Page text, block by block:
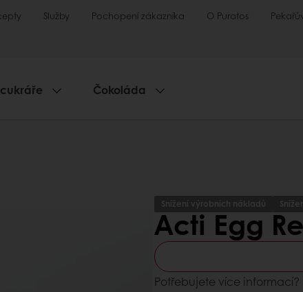
Služby Pochopení zákazníka O Puratos
Čokoláda
Snížení výrobních nákladů
Acti Egg
Potřebujete více